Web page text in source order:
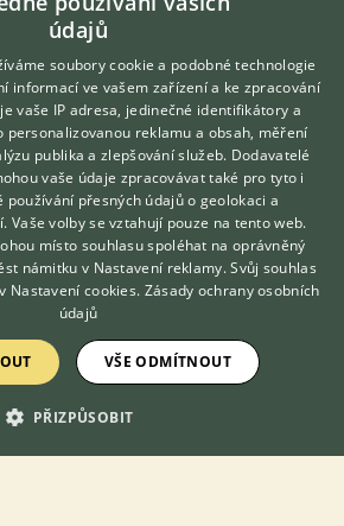
Ostrava-město
animalpt
více inzerátů (4)
UHLÍŘSKÉ
Hledáte zvířecího kamaráda?
Zdarma vám poradí
VETERINÁŘ ONLINE
KONZULTOVAT S
VETERINÁŘEM
údajů
soubory cookie a podobné technologie
informací ve vašem zařízení a ke zpracování
vaše IP adresa, jedinečné identifikátory a
personalizovanou reklamu a obsah, měření
publika a zlepšování služeb. Dodavatelé
vaše údaje zpracovávat také pro tyto i
používání přesných údajů o geolokaci a
Vaše volby se vztahují pouze na tento web.
místo souhlasu spoléhat na oprávněný
námitku v Nastavení reklamy. Svůj souhlas
Nastavení cookies. Zásady ochrany osobních
údajů
VŠE ODMÍTNOUT
PŘIZPŮSOBIT